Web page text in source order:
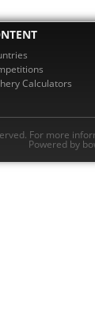
Calculators
For more
Powered by